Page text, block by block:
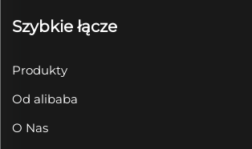
Szybkie łącze
Produkty
Od alibaba
O Nas